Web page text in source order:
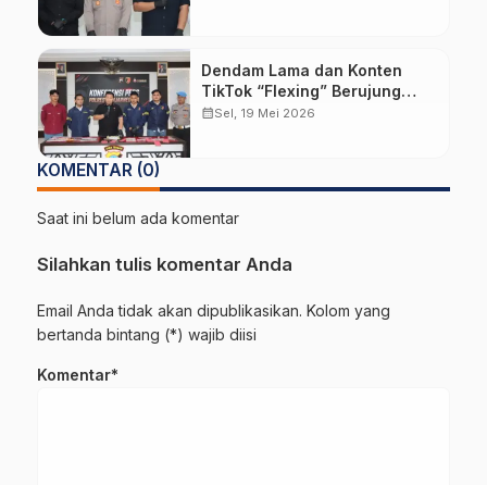
Dendam Lama dan Konten
TikTok “Flexing” Berujung
Pembakaran Mobil Istri Kades
calendar_monthSel, 19 Mei 2026
KOMENTAR (0)
Saat ini belum ada komentar
Silahkan tulis komentar Anda
Email Anda tidak akan dipublikasikan. Kolom yang
bertanda bintang (*) wajib diisi
Komentar*